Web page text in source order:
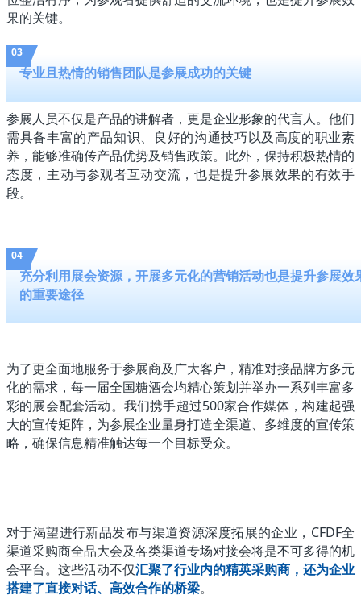
果的关键。
03
专业且热情的销售团队是参展成功的关键
参展人员不仅是产品的讲解者，更是企业形象的代言人。他们
需具备丰富的产品知识、良好的沟通技巧以及高度的职业素
养，能够准确传产品优势及销售政策。此外，保持积极热情的
态度，主动与参观者互动交流，也是提升参展效果的有效手
段。
04
充分利用展会资源，开展多元化的营销活动也是提升参展效
的重要途径
为了更全面地服务于参展商及广大客户，精准对接品牌方多元
化的需求，每一届全国糖酒会均精心策划并举办一系列丰富多
彩的展会配套活动。我们携手超过500家合作媒体，构建起强
大的宣传矩阵，为参展企业量身打造全渠道、多维度的宣传策
略，确保信息精准触达每一个目标受众。
对于渴望进行新品发布与渠道资源深度拓展的企业，CFDF全
渠道采购商全品大会及各类渠道专场对接会将是不可多得的机
会平台。这些活动不仅汇聚了行业内的精英采购商，还为企业
搭建了直接对话、高效合作的桥梁。